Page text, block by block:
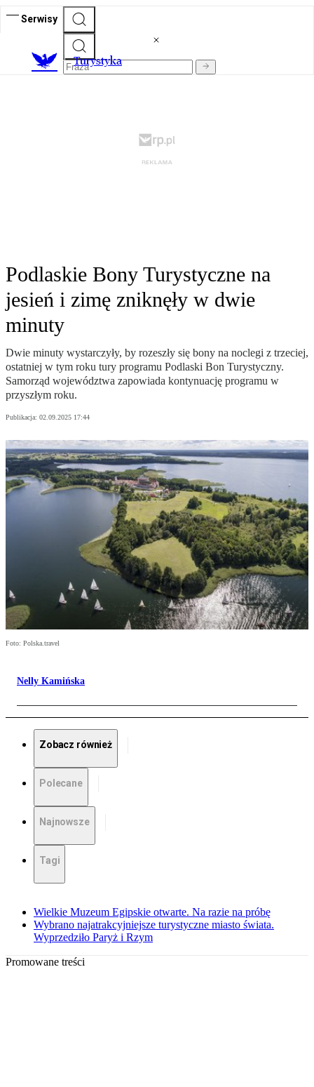
Serwisy
Turystyka
Podlaskie Bony Turystyczne na
jesień i zimę zniknęły w dwie
minuty
Dwie minuty wystarczyły, by rozeszły się bony na noclegi z trzeciej,
ostatniej w tym roku tury programu Podlaski Bon Turystyczny.
Samorząd województwa zapowiada kontynuację programu w
przyszłym roku.
Publikacja: 02.09.2025 17:44
Foto: Polska.travel
Nelly Kamińska
Zobacz również
Polecane
Najnowsze
Tagi
Wielkie Muzeum Egipskie otwarte. Na razie na próbę
Wybrano najatrakcyjniejsze turystyczne miasto świata.
Wyprzedziło Paryż i Rzym
Promowane treści